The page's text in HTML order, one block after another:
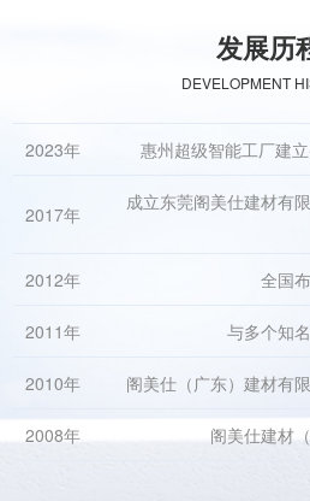
发展历
DEVELOPMENT
2023年 惠州超级智能工厂建
2017年
成立东莞阁美仕建材有
2012年 全国
2011年 与多个知
2010年 阁美仕（广东）建材有
2008年 阁美仕建材